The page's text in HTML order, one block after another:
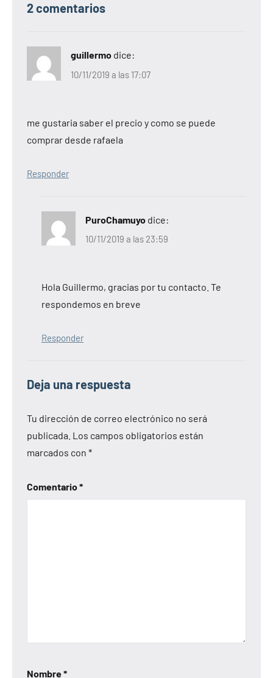
2 comentarios
guillermo dice:
10/11/2019 a las 17:07
me gustaria saber el precio y como se puede
comprar desde rafaela
Responder
PuroChamuyo dice:
10/11/2019 a las 23:59
Hola Guillermo, gracias por tu contacto. Te
respondemos en breve
Responder
Deja una respuesta
Tu dirección de correo electrónico no será
publicada. Los campos obligatorios están
marcados con *
Comentario*
Nombre*